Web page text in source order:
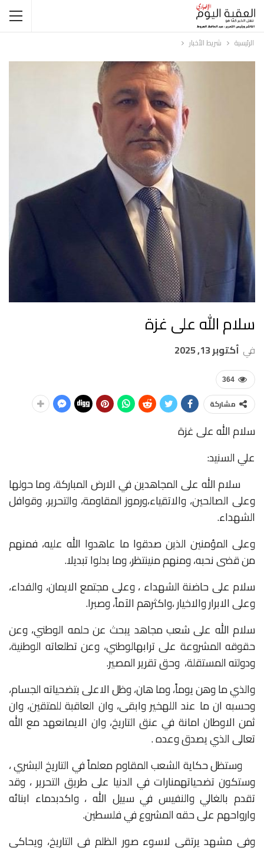
الرئيسية شريط الأخبار
سلام الله على غزة
في أكتوبر 13, 2025
364
مشاركة
سلاماللهعلىغزة
عليالسنيد:
سلامالله علىالمجاهدينفيالارضالمباركة،وماحولها
وعلى الصالحين، والاتقياء،ورموزالمقاومة، والتحرير، وقوافل
الشهداء.
وعلى المؤمنين الذين صدقوا ما عاهدوا الله عليه، فمنهم
منقضىنحبه،ومنهممنينتظر،ومابدلواتبديلا.
سلام علىحاضنةالشهداء ،وعلىمجتمعالايمان، والفداء،
وعلىالابراروالاخيار،واكثرهمالآماً،وصبرا.
سلام الله علىشعبمجاهد يبحث عنحلمه الوطني، وعن
حقوقه المشروعة علىترابهالوطني، وعنتطلعاته الوطنية،
ودولتهالمستقلة، وحقتقريرالمصير.
والذيماوهنيوماً،وماهان،وظلالاعلىبتضحياتهالجسام،
وحسبه انما عند اللهخيروابقى، وان العاقبةللمتقين، وان
ثمن الاوطان امانة في عنق التاريخ، وان الايمانعهدمع الله
تعالىالذييصدقوعده.
وستظلحكايةالشعبالمقاوممعلماًفيالتاريخالبشري،
وستكون تضحياتهمنارات في الدنيا على طريق التحرير ، وقد
تقدم بالغالي والنفيس في سبيل الله ، واكدبدماء ابنائه
وارواحهمعلىحقهالمشروعفيفلسطين.
وفي مشهد يرتقي لاسوء صور الظلم في التاريخ، ويحاكي